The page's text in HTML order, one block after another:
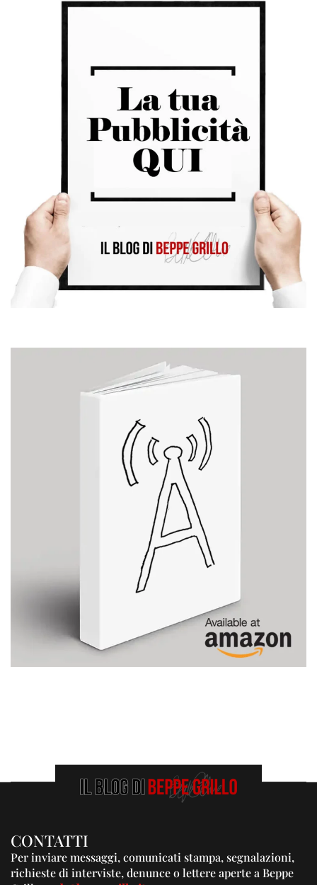
CONTATTI
Per inviare messaggi, comunicati stampa, segnalazioni,
richieste di interviste, denunce o lettere aperte a Beppe